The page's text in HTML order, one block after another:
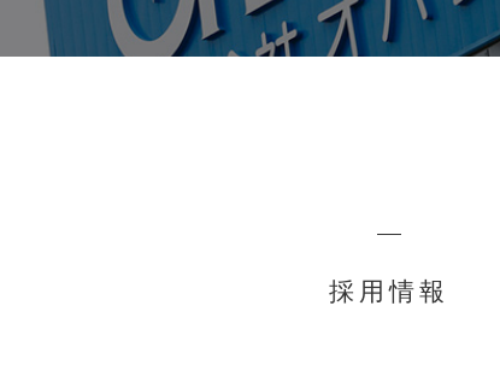
採用情報